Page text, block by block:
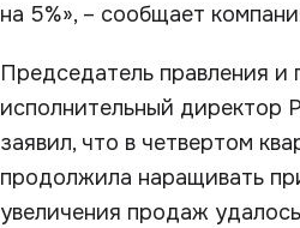
на 5%», – сообщает
Председатель правления и
исполнительный директор
заявил, что в четвертом
продолжила наращивать
увеличения продаж